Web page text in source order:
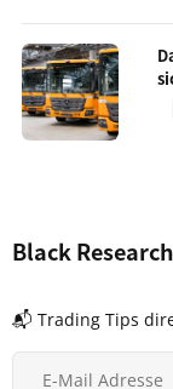
Black
📬 Trading Tips